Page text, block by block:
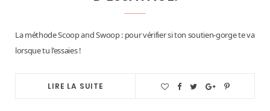
La méthode Scoop and Swoop : pour vérifier si ton soutien-gorge te va
lorsque tu l’essaies !
LIRE LA SUITE